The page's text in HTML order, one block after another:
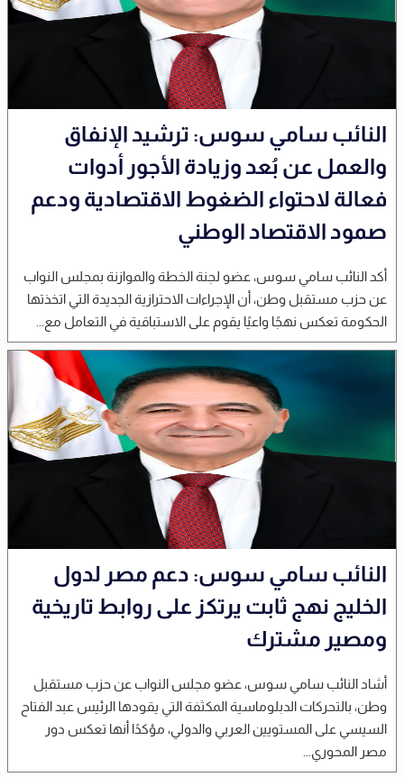
النائب سامي سوس: ترشيد الإنفاق
والعمل عن بُعد وزيادة الأجور أدوات
فعالة لاحتواء الضغوط الاقتصادية ودعم
صمود الاقتصاد الوطني
أكد النائب سامي سوس، عضو لجنة الخطة والموازنة بمجلس النواب
عن حزب مستقبل وطن، أن الإجراءات الاحترازية الجديدة التي اتخذتها
الحكومة تعكس نهجًا واعيًا يقوم على الاستباقية في التعامل مع...
النائب سامي سوس: دعم مصر لدول
الخليج نهج ثابت يرتكز على روابط تاريخية
ومصير مشترك
أشاد النائب سامي سوس، عضو مجلس النواب عن حزب مستقبل
وطن، بالتحركات الدبلوماسية المكثفة التي يقودها الرئيس عبد الفتاح
السيسي على المستويين العربي والدولي، مؤكدًا أنها تعكس دور
مصر المحوري...